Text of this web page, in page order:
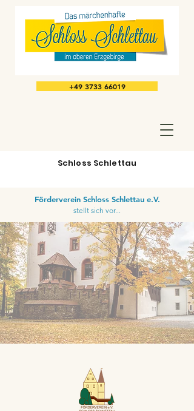
+49 3733 66019
Schloss Schlettau
Förderverein Schloss Schlettau e.V.
stellt sich vor...